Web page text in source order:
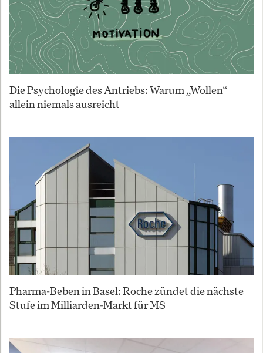
Die Psychologie des Antriebs: Warum „Wollen“
allein niemals ausreicht
Pharma-Beben in Basel: Roche zündet die nächste
Stufe im Milliarden-Markt für MS